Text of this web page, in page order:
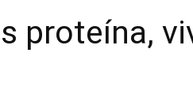
proteína,